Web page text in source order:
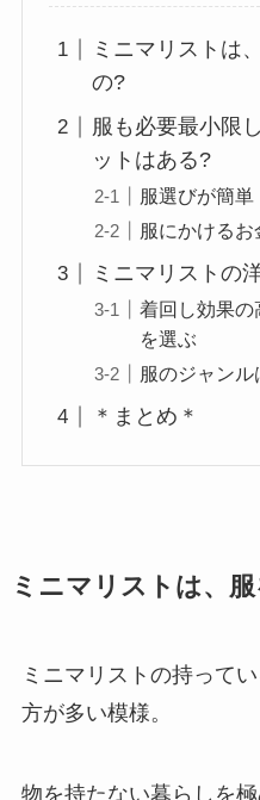
ミニマリストは
の?
服も必要最小限
ットはある?
服選びが簡単
服にかけるお
ミニマリストの
着回し効果
を選ぶ
服のジャンル
＊まとめ＊
ミニマリストは、
ミニマリストの持ってい
方が多い模様。
物を持たない暮らしを